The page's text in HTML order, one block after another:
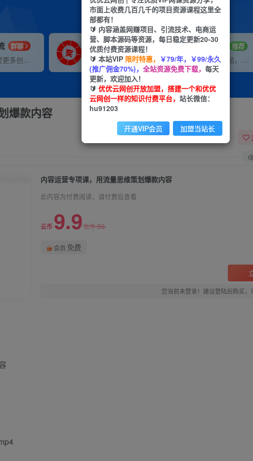
群聊
研究探讨更多创业项目路子。
VIP推广
70%分佣
会员专属推广链接
招募站长 推荐
搭建同款网站，自己当老板
爆款内容
内容运营专项课，用流量思维策划爆款内容
此内容为付费阅读，请付费后查看
云币 9.9云币99
会员 免费
您当前未登录！建议登陆后购买，
市面上收费几百几千的项目资源课程这里全
部都有！
🔰 内容涵盖网赚项目、引流技术、电商运
营、脚本源码等资源，每日稳定更新20-30
优质付费资源课程！
🔰 本站VIP 限时特惠， ￥79/年，￥99/永久
(推广佣金70%)， 全站资源免费下载， 每天
更新，欢迎加入！
🔰 优优云网创开放加盟，搭建一个和优优
云网创一样的知识付费平台， 站长微信：
hu91203
开通VIP会员 加盟当站长